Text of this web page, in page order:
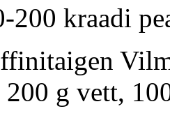
200 kraadi
g vett,